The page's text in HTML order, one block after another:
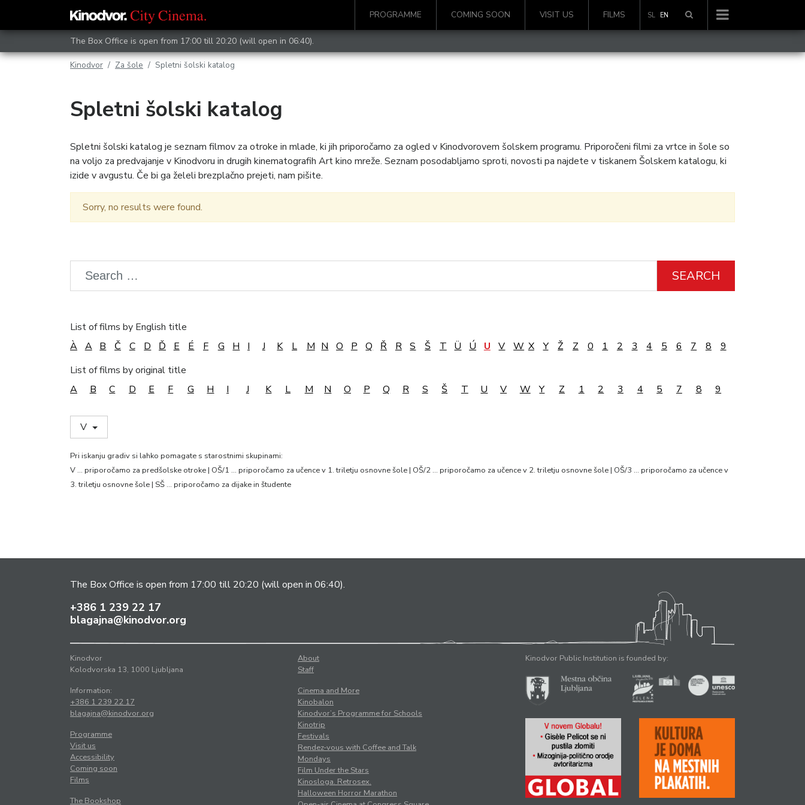
PROGRAMME COMING SOON VISIT US FILMS SL EN
The Box Office is open from 17:00 till 20:20 (will open in 06:40).
Kinodvor Za šole Spletni šolski katalog
Spletni šolski katalog
Spletni šolski katalog je seznam filmov za otroke in mlade, ki jih priporočamo za ogled v Kinodvorovem šolskem programu. Priporočeni filmi za vrtce in šole so
na voljo za predvajanje v Kinodvoru in drugih kinematografih Art kino mreže. Seznam posodabljamo sproti, novosti pa najdete v tiskanem Šolskem katalogu, ki
izide v avgustu. Če bi ga želeli brezplačno prejeti, nam pišite.
Sorry, no results were found.
SEARCH
List of films by English title
À A B Č C D Ď E É F G H I J K L M N O P Q Ř R S Š T Ü Ú U V W X Y Ž Z 0 1 2 3 4 5 6 7 8
9
List of films by original title
A
B C D E F G H I J K L M N O P Q R S Š T U V W Y Z 1 2 3 4 5 7 8 9
V
Pri iskanju gradiv si lahko pomagate s starostnimi skupinami:
V … priporočamo za predšolske otroke | OŠ/1 … priporočamo za učence v 1. triletju osnovne šole | OŠ/2 … priporočamo za učence v 2. triletju osnovne šole | OŠ/3 … priporočamo za učence v
3. triletju osnovne šole | SŠ … priporočamo za dijake in študente
The Box Office is open from 17:00 till 20:20 (will open in 06:40).
+386 1 239 22 17
blagajna@kinodvor.org
Kinodvor
Kolodvorska 13, 1000 Ljubljana
Information:
+386 1 239 22 17
blagajna@kinodvor.org
Programme
Visit us
Accessibility
Coming soon
Films
The Bookshop
About
Staff
Cinema and More
Kinobalon
Kinodvor’s Programme for Schools
Kinotrip
Festivals
Rendez-vous with Coffee and Talk
Mondays
Film Under the Stars
Kinosloga. Retrosex.
Halloween Horror Marathon
Kinodvor Public Institution is founded by: